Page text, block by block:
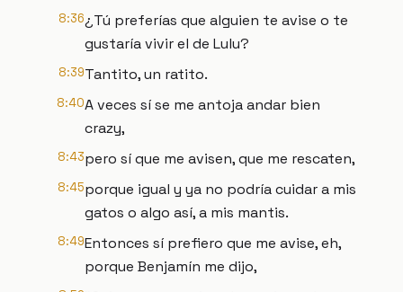
8:36¿Tú preferías que alguien te avise o te
gustaría vivir el de Lulu?
8:39Tantito, un ratito.
8:40A veces sí se me antoja andar bien
crazy,
8:43pero sí que me avisen, que me rescaten,
8:45porque igual y ya no podría cuidar a mis
gatos o algo así, a mis mantis.
8:49Entonces sí prefiero que me avise, eh,
porque Benjamín me dijo,